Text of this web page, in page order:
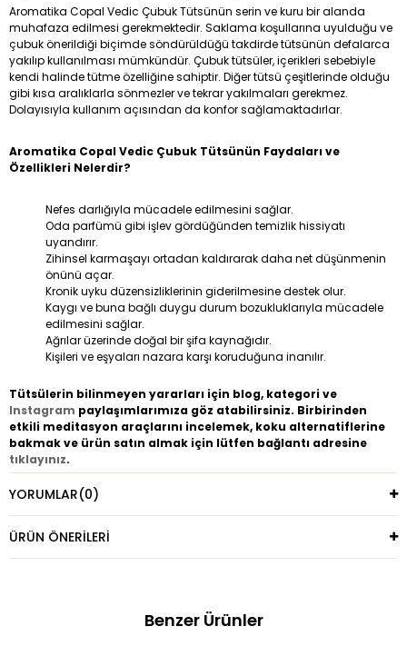
Aromatika Copal Vedic Çubuk Tütsünün serin ve kuru bir alanda
muhafaza edilmesi gerekmektedir. Saklama koşullarına uyulduğu ve
çubuk önerildiği biçimde söndürüldüğü takdirde tütsünün defalarca
yakılıp kullanılması mümkündür. Çubuk tütsüler, içerikleri sebebiyle
kendi halinde tütme özelliğine sahiptir. Diğer tütsü çeşitlerinde olduğu
gibi kısa aralıklarla sönmezler ve tekrar yakılmaları gerekmez.
Dolayısıyla kullanım açısından da konfor sağlamaktadırlar.
Aromatika Copal Vedic Çubuk Tütsünün Faydaları ve
Özellikleri Nelerdir?
Nefes darlığıyla mücadele edilmesini sağlar.
Oda parfümü gibi işlev gördüğünden temizlik hissiyatı
uyandırır.
Zihinsel karmaşayı ortadan kaldırarak daha net düşünmenin
önünü açar.
Kronik uyku düzensizliklerinin giderilmesine destek olur.
Kaygı ve buna bağlı duygu durum bozukluklarıyla mücadele
edilmesini sağlar.
Ağrılar üzerinde doğal bir şifa kaynağıdır.
Kişileri ve eşyaları nazara karşı koruduğuna inanılır.
Tütsülerin bilinmeyen yararları için blog, kategori ve
Instagram paylaşımlarımıza göz atabilirsiniz. Birbirinden
etkili meditasyon araçlarını incelemek, koku alternatiflerine
bakmak ve ürün satın almak için lütfen bağlantı adresine
tıklayınız.
YORUMLAR(0)
ÜRÜN ÖNERILERI
Benzer Ürünler